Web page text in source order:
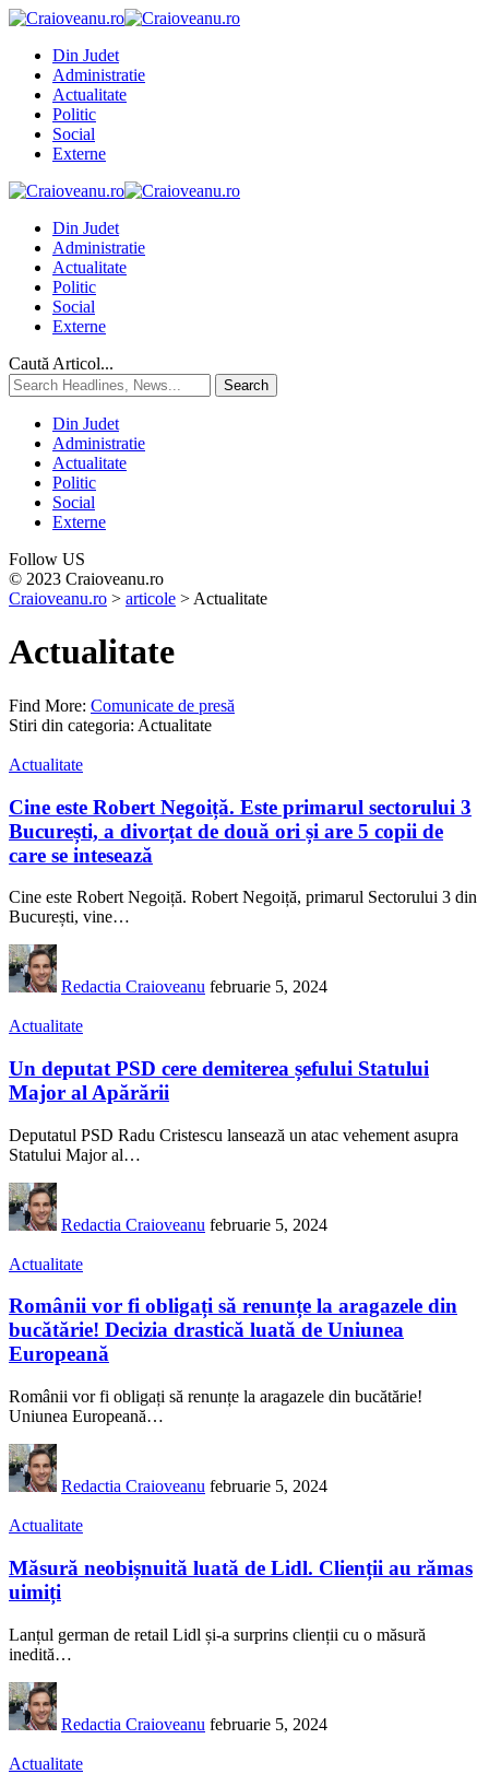
Din Judet
Administratie
Actualitate
Politic
Social
Externe
Din Judet
Administratie
Actualitate
Politic
Social
Externe
Caută Articol...
Din Judet
Administratie
Actualitate
Politic
Social
Externe
Follow US
© 2023 Craioveanu.ro
Craioveanu.ro > articole > Actualitate
Actualitate
Find More: Comunicate de presă
Stiri din categoria: Actualitate
Actualitate
Cine este Robert Negoiță. Este primarul sectorului 3
București, a divorțat de două ori și are 5 copii de
care se intesează
Cine este Robert Negoiță. Robert Negoiță, primarul Sectorului 3 din
București, vine…
Redactia Craioveanu februarie 5, 2024
Actualitate
Un deputat PSD cere demiterea șefului Statului
Major al Apărării
Deputatul PSD Radu Cristescu lansează un atac vehement asupra
Statului Major al…
Redactia Craioveanu februarie 5, 2024
Actualitate
Românii vor fi obligați să renunțe la aragazele din
bucătărie! Decizia drastică luată de Uniunea
Europeană
Românii vor fi obligați să renunțe la aragazele din bucătărie!
Uniunea Europeană…
Redactia Craioveanu februarie 5, 2024
Actualitate
Măsură neobișnuită luată de Lidl. Clienții au rămas
uimiți
Lanțul german de retail Lidl și-a surprins clienții cu o măsură
inedită…
Redactia Craioveanu februarie 5, 2024
Actualitate